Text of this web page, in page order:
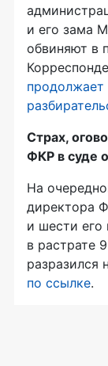
и его зама
обвиняют в
продолжает
Страх,
ФКР в суде
На
директора
и шести его
в растрате
разразился
по ссылке.